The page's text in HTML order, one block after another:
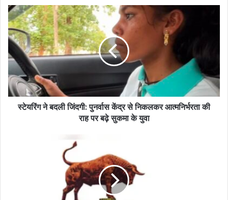
स्टेयरिंग ने बदली जिंदगी: पुनर्वास केंद्र से निकलकर आत्मनिर्भरता की
राह पर बढ़े सुकमा के युवा